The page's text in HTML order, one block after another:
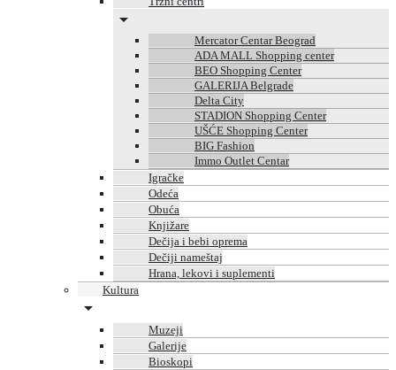
Mercator Centar Beograd
ADA MALL Shopping center
BEO Shopping Center
GALERIJA Belgrade
Delta City
STADION Shopping Center
UŠĆE Shopping Center
BIG Fashion
Immo Outlet Centar
Igračke
Odeća
Obuća
Knjižare
Dečija i bebi oprema
Dečiji nameštaj
Hrana, lekovi i suplementi
Kultura
Muzeji
Galerije
Bioskopi